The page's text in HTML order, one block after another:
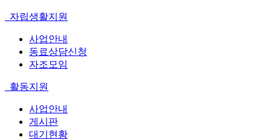
자립생활지원
사업안내
동료상담신청
자조모임
활동지원
사업안내
게시판
대기현황